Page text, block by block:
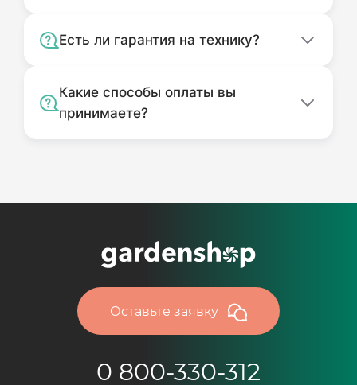
Есть ли гарантия на технику?
Какие способы оплаты вы
принимаете?
Оставьте заявку
0 800-330-312